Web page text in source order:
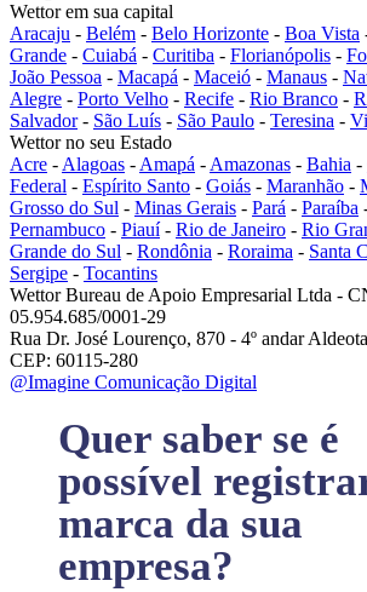
Wettor em sua capital
Aracaju - Belém - Belo Horizonte - Boa Vista
Grande - Cuiabá - Curitiba - Florianópolis -
João Pessoa - Macapá - Maceió - Manaus -
Alegre - Porto Velho - Recife - Rio Branco -
Salvador- São Luís - São Paulo - Teresina -
Wettor no seu Estado
Acre - Alagoas - Amapá - Amazonas - Bahia -
Federal - Espírito Santo - Goiás - Maranhão -
Grosso do Sul - Minas Gerais - Pará - Paraíba
Pernambuco - Piauí- Rio de Janeiro - Rio
Grande do Sul - Rondônia - Roraima - Santa
Sergipe - Tocantins
Wettor Bureau de Apoio Empresarial Ltda -
05.954.685/0001-29
Rua Dr. José Lourenço, 870 - 4º andar
CEP: 60115-280
@Imagine Comunicação Digital
Quer saber se é
possível
marca da sua
empresa?